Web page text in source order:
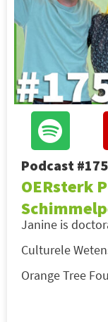
Podcast #175
OERsterk
Janine is
Culturele
Orange Tree